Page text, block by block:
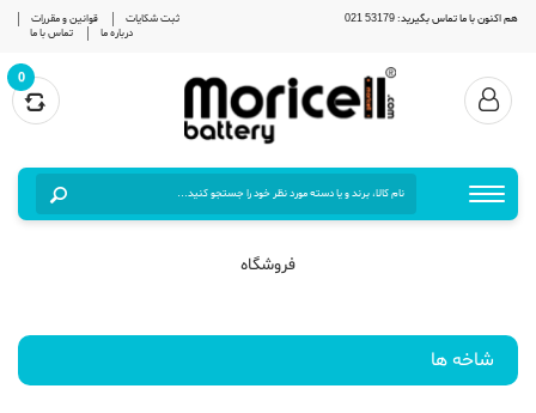
هم اکنون با ما تماس بگیرید: 53179 021 ثبت شکایات
قوانین و مقررات
درباره ما
تماس با ما
0
فروشگاه
شاخه ها